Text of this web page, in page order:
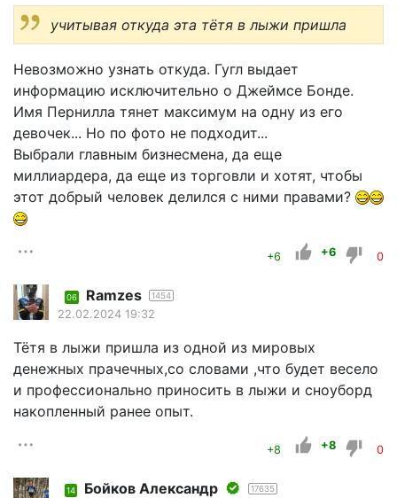
учитывая откуда эта тётя в лыжи пришла
Невозможно узнать откуда. Гугл выдает
информацию исключительно о Джеймсе Бонде.
Имя Пернилла тянет максимум на одну из его
девочек... Но по фото не подходит...
Выбрали главным бизнесмена, да еще
миллиардера, да еще из торговли и хотят, чтобы
этот добрый человек делился с ними правами?
+6 +6 0
06 Ramzes 1454
22.02.2024 19:32
Тётя в лыжи пришла из одной из мировых
денежных прачечных,со словами ,что будет весело
и профессионально приносить в лыжи и сноуборд
накопленный ранее опыт.
+8 +8 0
14 Бойков Александр 17635